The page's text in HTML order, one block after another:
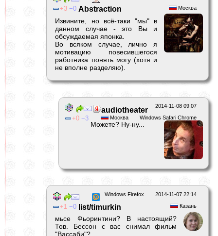
Москва
3 0 Abstraction
Извините, но всё-таки "мы" в
данном случае - это Вы и
обсуждаемая японка.
Во всяком случае, лично я
мотивацию повесившегося
работника понять могу (хотя и
не вполне разделяю).
2014-11-08 09:07
Windows Safari Chrome
Москва
0 3
audiotheater
Можете? Ну-ну...
2014-11-07 22:14
Windows Firefox
Казань
1 0 list/timurkin
мьсе Фьоринтини? В настоящий?
Тов. Бессон с вас снимал фильм
"Вассаби"?